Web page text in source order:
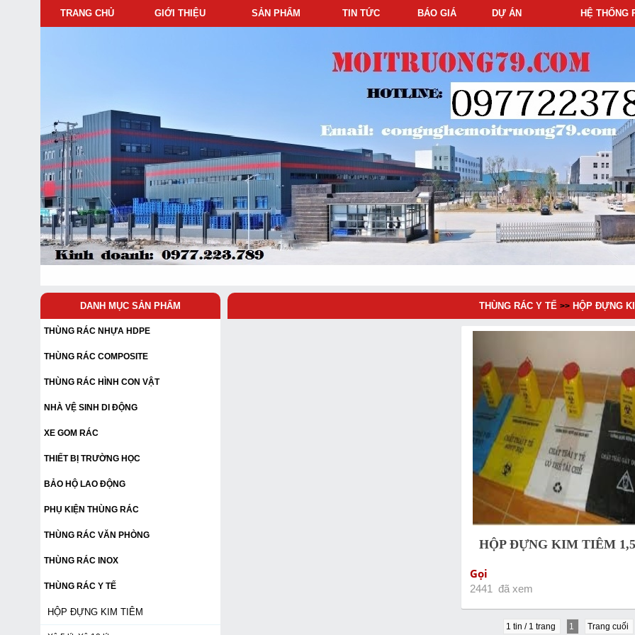
TRANG CHỦ GIỚI THIỆU SẢN PHẨM TIN TỨC BÁO GIÁ DỰ ÁN HỆ
DANH MỤC SẢN PHẨM
THÙNG RÁC NHỰA HDPE
THÙNG RÁC COMPOSITE
THÙNG RÁC HÌNH CON VẬT
NHÀ VỆ SINH DI ĐỘNG
XE GOM RÁC
THIẾT BỊ TRƯỜNG HỌC
BẢO HỘ LAO ĐỘNG
PHỤ KIỆN THÙNG RÁC
THÙNG RÁC VĂN PHÒNG
THÙNG RÁC INOX
THÙNG RÁC Y TẾ
HỘP ĐỰNG KIM TIÊM
THÙNG RÁC Y TẾ >> HỘP ĐỰNG
HỘP ĐỰNG KIM TIÊM
Gọi
2441 đã xem
1 tin / 1 trang 1 Trang cuối